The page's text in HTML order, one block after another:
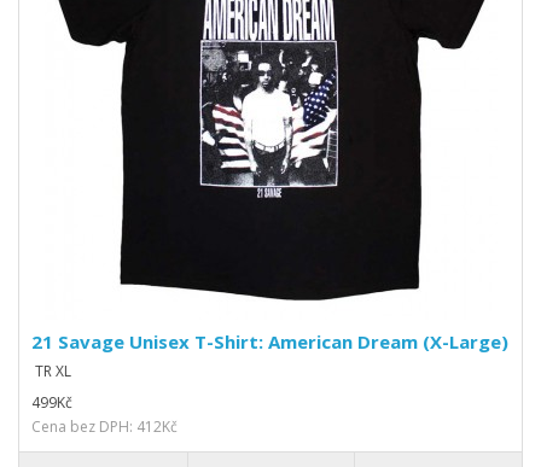
21 Savage Unisex T-Shirt: American Dream (X-Large)
TR XL
499Kč
Cena bez DPH: 412Kč